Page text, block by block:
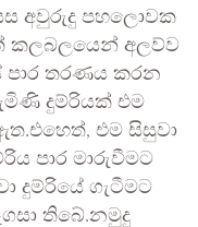
අවුරුදු පහලොවක
කලබලයෙන් අලව්ව
පාර තරණය කරන
දුම්රියක් එම
එම සිසුවා
පාර මාරුවීමට
දුම්රියේ ගැටීමට
තිබේ.නමුදු